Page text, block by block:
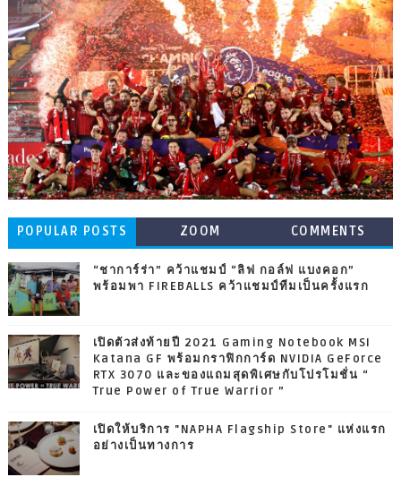
POPULAR POSTS ZOOM COMMENTS
“ชาการ์ร่า” คว้าแชมป์ “ลิฟ กอล์ฟ แบงคอก”
พร้อมพา FIREBALLS คว้าแชมป์ทีมเป็นครั้งแรก
เปิดตัวส่งท้ายปี 2021 Gaming Notebook MSI
Katana GF พร้อมกราฟิกการ์ด NVIDIA GeForce
RTX 3070 และของแถมสุดพิเศษกับโปรโมชั่น “
True Power of True Warrior ”
เปิดให้บริการ "NAPHA Flagship Store" แห่งแรก
อย่างเป็นทางการ